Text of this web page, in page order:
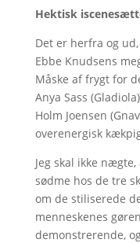
Hektisk
Det er herfra og
Ebbe Knudsens
Måske af frygt for
Anya Sass
Holm Joensen
overenergisk
Jeg skal ikke
sødme hos de tre
om de stiliserede
menneskenes
demonstrerende,